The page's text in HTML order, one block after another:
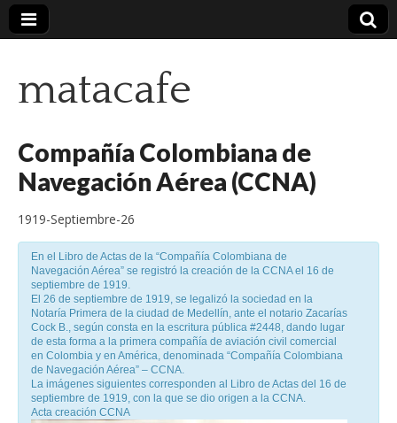
matacafe
Compañía Colombiana de
Navegación Aérea (CCNA)
1919-Septiembre-26
En el Libro de Actas de la “Compañía Colombiana de
Navegación Aérea” se registró la creación de la CCNA el 16 de
septiembre de 1919.
El 26 de septiembre de 1919, se legalizó la sociedad en la
Notaría Primera de la ciudad de Medellín, ante el notario Zacarías
Cock B., según consta en la escritura pública #2448, dando lugar
de esta forma a la primera compañía de aviación civil comercial
en Colombia y en América, denominada “Compañía Colombiana
de Navegación Aérea” – CCNA.
La imágenes siguientes corresponden al Libro de Actas del 16 de
septiembre de 1919, con la que se dio origen a la CCNA.
Acta creación CCNA